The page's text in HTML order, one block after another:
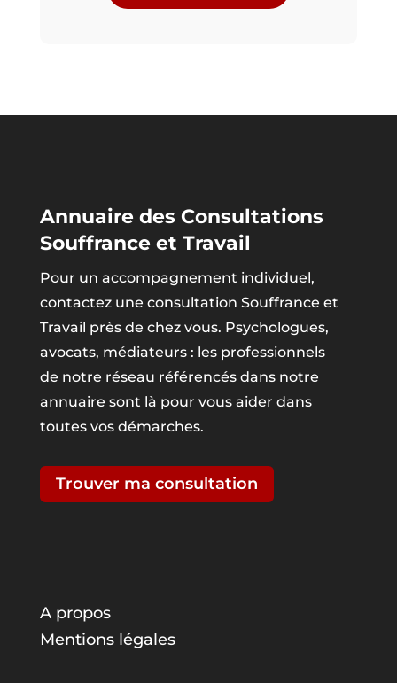
Annuaire des Consultations
Souffrance et Travail
Pour un accompagnement individuel,
contactez une consultation Souffrance et
Travail près de chez vous. Psychologues,
avocats, médiateurs : les professionnels
de notre réseau référencés dans notre
annuaire sont là pour vous aider dans
toutes vos démarches.
Trouver ma consultation
A propos
Mentions légales